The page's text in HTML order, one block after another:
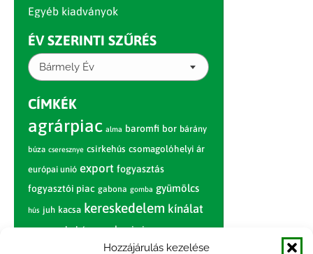
Hozzájárulás kezelése
Egyéb kiadványok
ÉV SZERINTI SZŰRÉS
Bármely Év
CÍMKÉK
agrárpiac alma baromfi bor bárány
búza cseresznye csirkehús csomagolóhelyi ár
európai unió export fogyasztás
fogyasztói piac gabona gomba gyümölcs
hús juh kacsa kereskedelem kínálat
körte marhahús nagybani piac narancs
nemzetközi árinformációk